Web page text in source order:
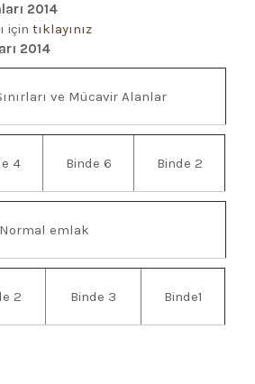
2014
içintıklayınız
2014
ve Mücavir Alanlar
4 Binde 6 Binde 2
Normal emlak
2 Binde 3 Binde1